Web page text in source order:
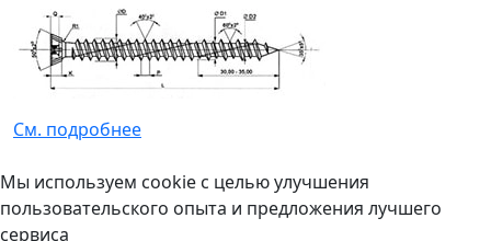
См. подробнее
Мы используем cookie с целью улучшения
пользовательского опыта и предложения лучшего
сервиса